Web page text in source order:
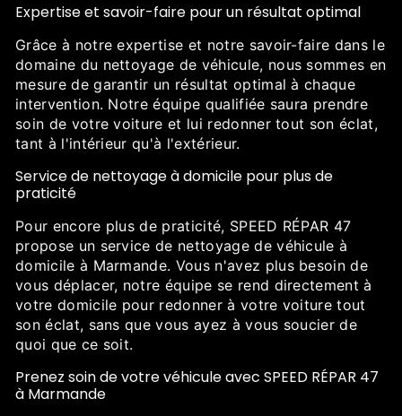
Expertise et savoir-faire pour un résultat optimal
Grâce à notre expertise et notre savoir-faire dans le
domaine du nettoyage de véhicule, nous sommes en
mesure de garantir un résultat optimal à chaque
intervention. Notre équipe qualifiée saura prendre
soin de votre voiture et lui redonner tout son éclat,
tant à l'intérieur qu'à l'extérieur.
Service de nettoyage à domicile pour plus de
praticité
Pour encore plus de praticité, SPEED RÉPAR 47
propose un service de nettoyage de véhicule à
domicile à Marmande. Vous n'avez plus besoin de
vous déplacer, notre équipe se rend directement à
votre domicile pour redonner à votre voiture tout
son éclat, sans que vous ayez à vous soucier de
quoi que ce soit.
Prenez soin de votre véhicule avec SPEED RÉPAR 47
à Marmande